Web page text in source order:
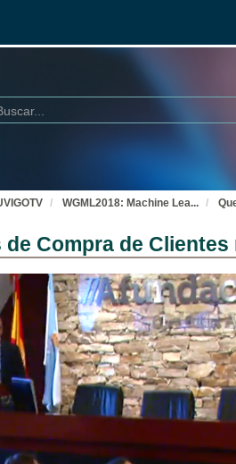
WGML2018: Machine Lea...
Compra de